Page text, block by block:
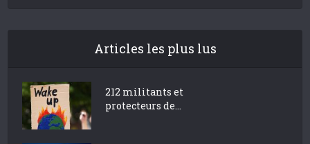
Articles les plus lus
212 militants et
protecteurs de...